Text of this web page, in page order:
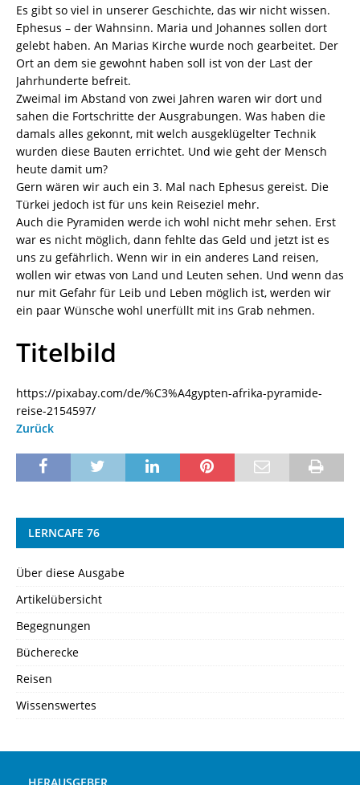
Es gibt so viel in unserer Geschichte, das wir nicht wissen.
Ephesus – der Wahnsinn. Maria und Johannes sollen dort
gelebt haben. An Marias Kirche wurde noch gearbeitet. Der
Ort an dem sie gewohnt haben soll ist von der Last der
Jahrhunderte befreit.
Zweimal im Abstand von zwei Jahren waren wir dort und
sahen die Fortschritte der Ausgrabungen. Was haben die
damals alles gekonnt, mit welch ausgeklügelter Technik
wurden diese Bauten errichtet. Und wie geht der Mensch
heute damit um?
Gern wären wir auch ein 3. Mal nach Ephesus gereist. Die
Türkei jedoch ist für uns kein Reiseziel mehr.
Auch die Pyramiden werde ich wohl nicht mehr sehen. Erst
war es nicht möglich, dann fehlte das Geld und jetzt ist es
uns zu gefährlich. Wenn wir in ein anderes Land reisen,
wollen wir etwas von Land und Leuten sehen. Und wenn das
nur mit Gefahr für Leib und Leben möglich ist, werden wir
ein paar Wünsche wohl unerfüllt mit ins Grab nehmen.
Titelbild
https://pixabay.com/de/%C3%A4gypten-afrika-pyramide-
reise-2154597/
Zurück
LERNCAFE 76
Über diese Ausgabe
Artikelübersicht
Begegnungen
Bücherecke
Reisen
Wissenswertes